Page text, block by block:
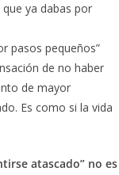
ya dabas por
pasos pequeños”
de no haber
de mayor
Es como si la vida
atascado” no es